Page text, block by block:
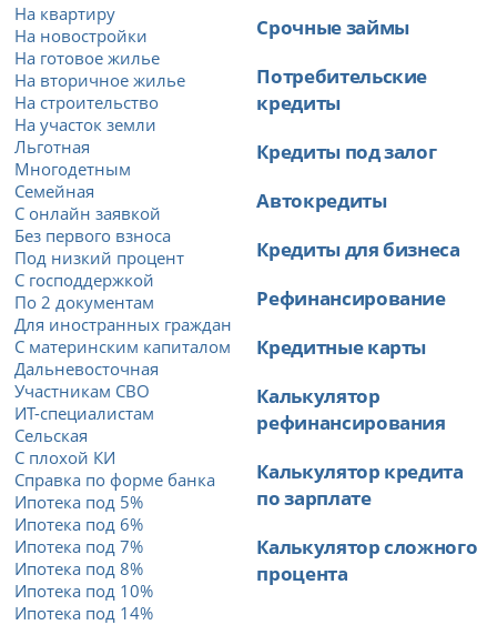
На квартиру
На новостройки
На готовое жилье
На вторичное жилье
На строительство
На участок земли
Льготная
Многодетным
Семейная
С онлайн заявкой
Без первого взноса
Под низкий процент
С господдержкой
По 2 документам
Для иностранных граждан
С материнским капиталом
Дальневосточная
Участникам СВО
ИТ-специалистам
Сельская
С плохой КИ
Справка по форме банка
Ипотека под 5%
Ипотека под 6%
Ипотека под 7%
Ипотека под 8%
Ипотека под 10%
Ипотека под 14%
Срочные займы
Потребительские
кредиты
Кредиты под залог
Автокредиты
Кредиты для бизнеса
Рефинансирование
Кредитные карты
Калькулятор
рефинансирования
Калькулятор кредита
по зарплате
Калькулятор сложного
процента